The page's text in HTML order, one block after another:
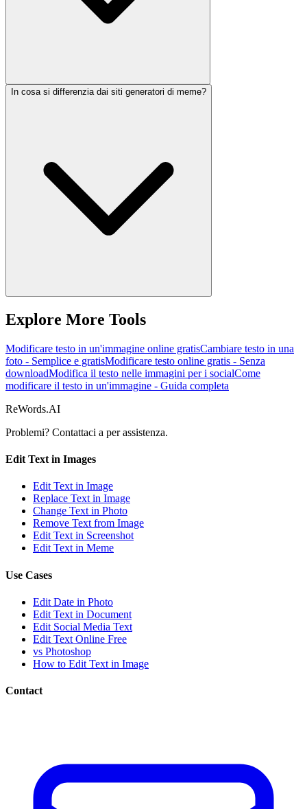
In cosa si differenzia dai siti generatori di meme?
Explore More Tools
Modificare testo in un'immagine online gratisCambiare testo in una
foto - Semplice e gratisModificare testo online gratis - Senza
downloadModifica il testo nelle immagini per i socialCome
modificare il testo in un'immagine - Guida completa
ReWords.AI
Problemi? Contattaci a per assistenza.
Edit Text in Images
Edit Text in Image
Replace Text in Image
Change Text in Photo
Remove Text from Image
Edit Text in Screenshot
Edit Text in Meme
Use Cases
Edit Date in Photo
Edit Text in Document
Edit Social Media Text
Edit Text Online Free
vs Photoshop
How to Edit Text in Image
Contact